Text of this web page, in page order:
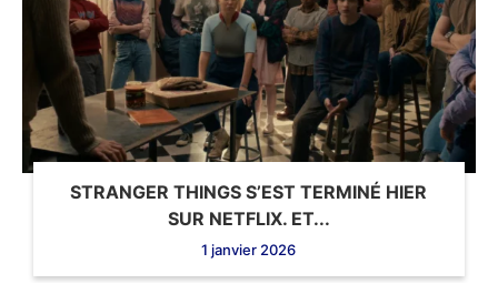
STRANGER THINGS S’EST TERMINÉ HIER
SUR NETFLIX. ET...
1 janvier 2026